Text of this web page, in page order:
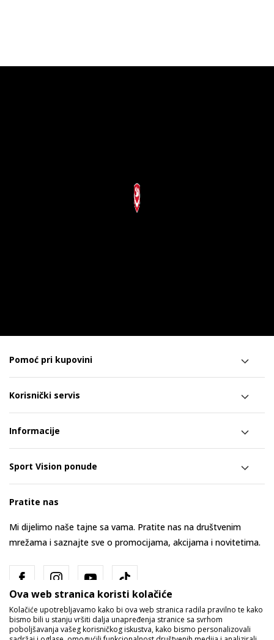
Pomoć pri kupovini
Korisnički servis
Informacije
Sport Vision ponude
Pratite nas
Mi dijelimo naše tajne sa vama. Pratite nas na društvenim
mrežama i saznajte sve o promocijama, akcijama i novitetima.
Ova web stranica koristi kolačiće
Kolačiće upotrebljavamo kako bi ova web stranica radila pravilno te kako
bismo bili u stanju vršiti dalja unapređenja stranice sa svrhom
poboljšavanja vašeg korisničkog iskustva, kako bismo personalizovali